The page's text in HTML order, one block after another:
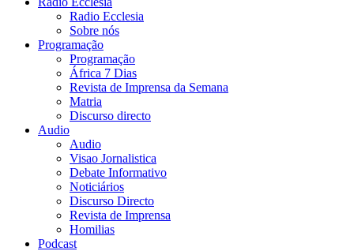
Radio Ecclesia
Sobre nós
Programação
Programação
África 7 Dias
Revista de Imprensa da Semana
Matria
Discurso directo
Audio
Audio
Visao Jornalistica
Debate Informativo
Noticiários
Discurso Directo
Revista de Imprensa
Homilias
Podcast